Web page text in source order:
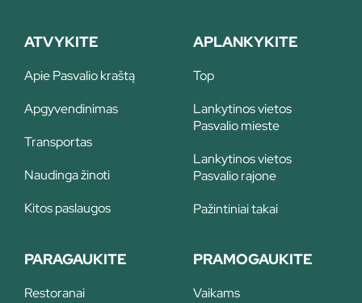
ATVYKITE
Apie Pasvalio kraštą
Apgyvendinimas
Transportas
Naudinga žinoti
Kitos paslaugos
APLANKYKITE
Top
Lankytinos vietos
Pasvalio mieste
Lankytinos vietos
Pasvalio rajone
Pažintiniai takai
PARAGAUKITE
Restoranai
PRAMOGAUKITE
Vaikams